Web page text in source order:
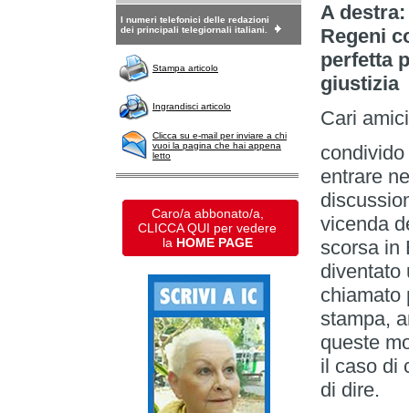
I numeri telefonici delle redazioni
dei principali telegiornali italiani.
Stampa articolo
Ingrandisci articolo
Clicca su e-mail per inviare a chi
vuoi la pagina che hai appena
letto
Caro/a abbonato/a,
CLICCA QUI per vedere
la HOME PAGE
A
Regeni
perfetta
giustizia
Cari
entrare
vicenda
scorsa in
diventato
chiamato
stampa,
queste
il caso di
di dire.